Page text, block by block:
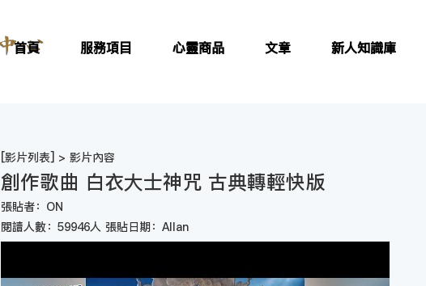
首頁 服務項目 心靈商品 文章 新人知識庫
[影片列表] > 影片內容
創作歌曲 白衣大士神咒 古典轉輕快版
張貼者：ON
閱讀人數：59946人 張貼日期：Allan